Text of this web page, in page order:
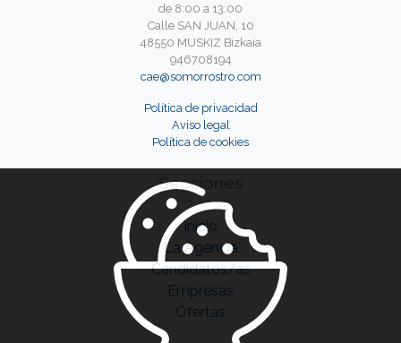
de 8:00 a 13:00
Calle SAN JUAN, 10
48550 MUSKIZ Bizkaia
946708194
cae@somorrostro.com
Política de privacidad
Aviso legal
Política de cookies
Secciones
Inicio
La Agencia
Candidatos/as
Empresas
Ofertas